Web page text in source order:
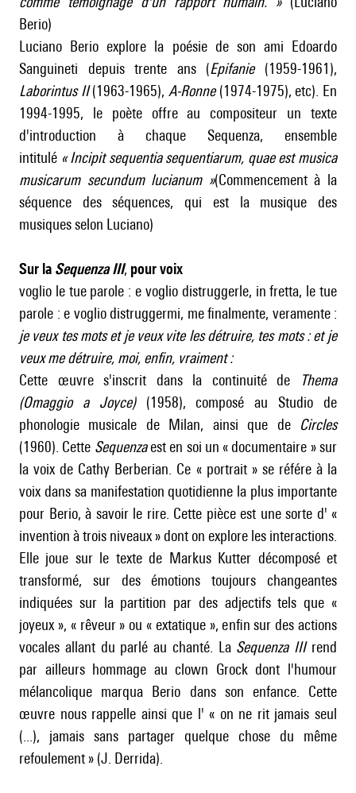
Berio)
Luciano Berio explore la poésie de son ami Edoardo
Sanguineti depuis trente ans (Epifanie(1959-1961),
Laborintus II(1963-1965), A-Ronne(1974-1975), etc). En
1994-1995, le poète offre au compositeur un texte
d'introduction à chaque Sequenza, ensemble
intitulé « Incipit sequentia sequentiarum, quae est musica
musicarum secundum lucianum »(Commencement à la
séquence des séquences, qui est la musique des
musiques selon Luciano)
Sur la Sequenza III, pour voix
voglio le tue parole : e voglio distruggerle, in fretta, le tue
parole : e voglio distruggermi, me finalmente, veramente :
je veux tes mots et je veux vite les détruire, tes mots : et je
veux me détruire, moi, enfin, vraiment :
Cette œuvre s'inscrit dans la continuité de
Thema
(Omaggio a Joyce)(1958), composé au Studio de
phonologie musicale de Milan, ainsi que de Circles
(1960). Cette Sequenzaest en soi un « documentaire » sur
la voix de Cathy Berberian. Ce « portrait » se référe à la
voix dans sa manifestation quotidienne la plus importante
pour Berio, à savoir le rire. Cette pièce est une sorte d' «
invention à trois niveaux » dont on explore les interactions.
Elle joue sur le texte de Markus Kutter décomposé et
transformé, sur des émotions toujours changeantes
indiquées sur la partition par des adjectifs tels que «
joyeux », « rêveur » ou « extatique », enfin sur des actions
vocales allant du parlé au chanté. La Sequenza IIIrend
par ailleurs hommage au clown Grock dont l'humour
mélancolique marqua Berio dans son enfance. Cette
œuvre nous rappelle ainsi que l' « on ne rit jamais seul
(...), jamais sans partager quelque chose du même
refoulement » (J. Derrida).